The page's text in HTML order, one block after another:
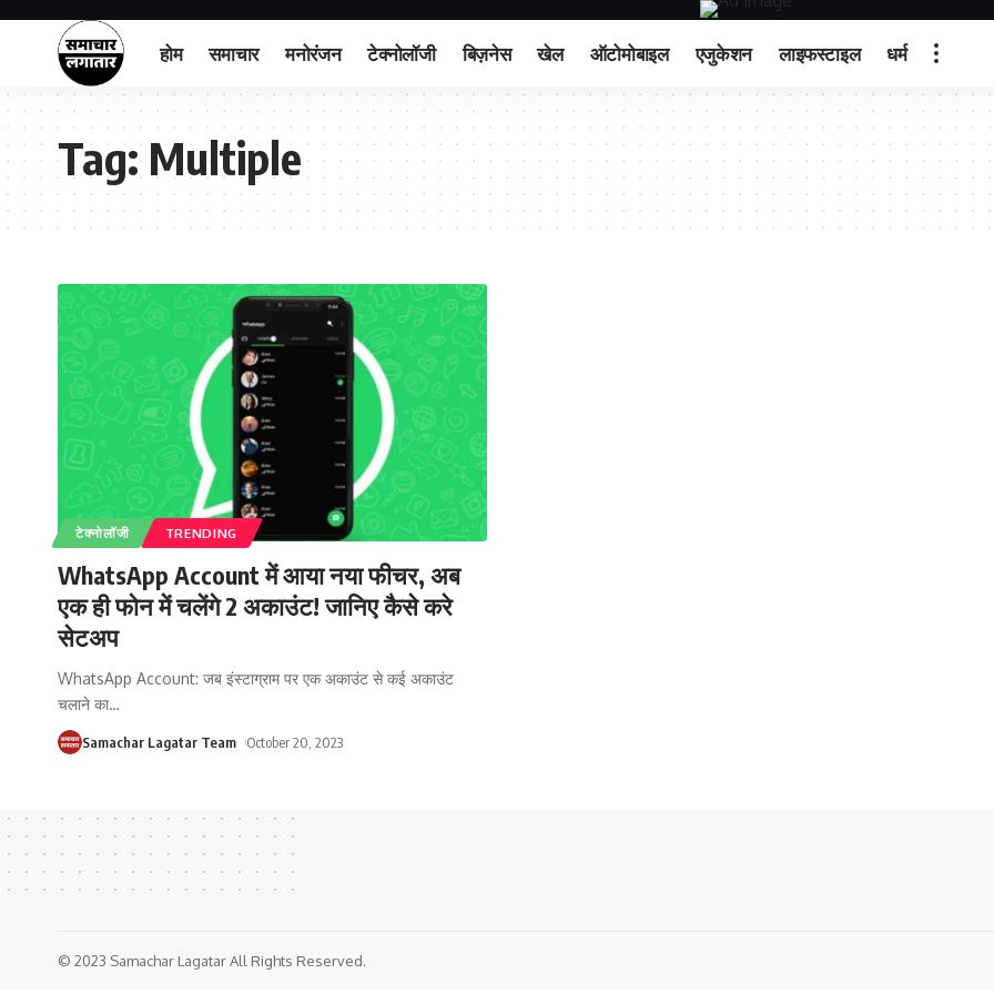
होम समाचार मनोरंजन टेक्नोलॉजी बिज़नेस खेल ऑटोमोबाइल एजुकेशन लाइफस्टाइल धर्म
Tag:Multiple
टेक्नोलॉजी TRENDING
WhatsApp Account में आया नया फीचर, अब
एक ही फोन में चलेंगे 2 अकाउंट! जानिए कैसे करे
सेटअप
WhatsApp Account: जब इंस्टाग्राम पर एक अकाउंट से कई अकाउंट
चलाने का…
Samachar Lagatar Team October 20, 2023
© 2023 Samachar Lagatar All Rights Reserved.